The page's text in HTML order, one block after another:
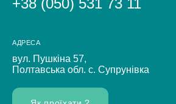
АДРЕСА
вул. Пушкіна 57,
Полтавська обл. с. Супрунівка